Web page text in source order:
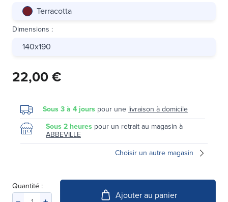
Terracotta
Dimensions :
140x190
22,00 €
Sous 3 à 4 jours pour une livraison à domicile
Sous 2 heures pour un retrait au magasin à
ABBEVILLE
Choisir un autre magasin
Quantité :
Ajouter au panier